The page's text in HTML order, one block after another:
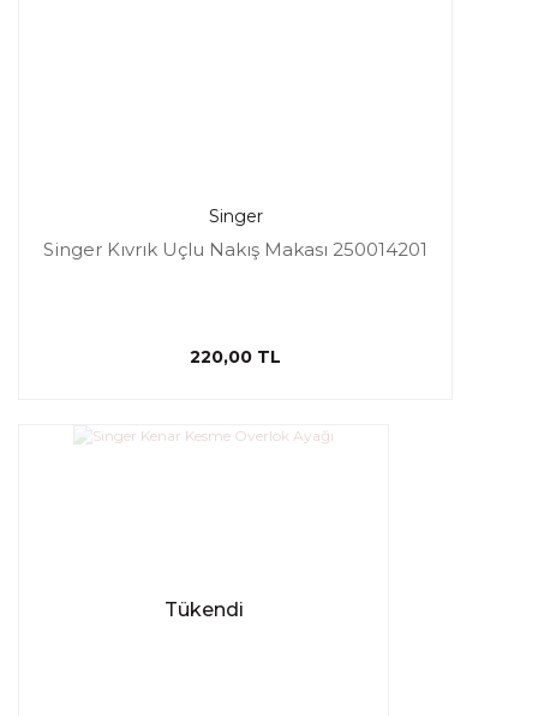
Singer
Singer Kıvrık Uçlu Nakış Makası 250014201
220,00 TL
Tükendi